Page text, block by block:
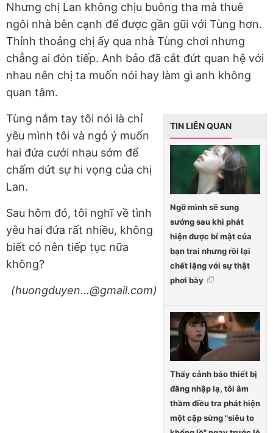
Nhưng chị Lan không chịu buông tha mà thuê
ngôi nhà bên cạnh để được gần gũi với Tùng hơn.
Thỉnh thoảng chị ấy qua nhà Tùng chơi nhưng
chẳng ai đón tiếp. Anh bảo đã cắt đứt quan hệ với
nhau nên chị ta muốn nói hay làm gì anh không
quan tâm.
TIN LIÊN QUAN
Ngỡ mình sẽ sung
sướng sau khi phát
hiện được bí mật của
bạn trai nhưng rồi lại
chết lặng với sự thật
phơi bày
Thấy cảnh báo thiết bị
đăng nhập lạ, tôi âm
thầm điều tra phát hiện
một cặp sừng "siêu to
Tùng nắm tay tôi nói là chỉ
yêu mình tôi và ngỏ ý muốn
hai đứa cưới nhau sớm để
chấm dứt sự hi vọng của chị
Lan.
Sau hôm đó, tôi nghĩ về tình
yêu hai đứa rất nhiều, không
biết có nên tiếp tục nữa
không?
(huongduyen...@gmail.com)